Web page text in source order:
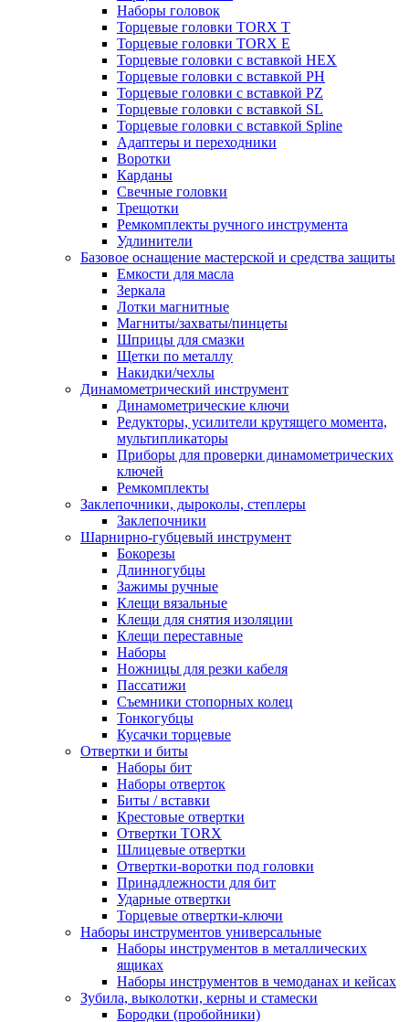
Наборы головок
Торцевые головки TORX T
Торцевые головки TORX Е
Торцевые головки с вставкой HEX
Торцевые головки с вставкой PH
Торцевые головки с вставкой PZ
Торцевые головки с вставкой SL
Торцевые головки с вставкой Spline
Адаптеры и переходники
Воротки
Карданы
Свечные головки
Трещотки
Ремкомплекты ручного инструмента
Удлинители
Базовое оснащение мастерской и средства защиты
Емкости для масла
Зеркала
Лотки магнитные
Магниты/захваты/пинцеты
Шприцы для смазки
Щетки по металлу
Накидки/чехлы
Динамометрический инструмент
Динамометрические ключи
Редукторы, усилители крутящего момента,
мультипликаторы
Приборы для проверки динамометрических
ключей
Ремкомплекты
Заклепочники, дыроколы, степлеры
Заклепочники
Шарнирно-губцевый инструмент
Бокорезы
Длинногубцы
Зажимы ручные
Клещи вязальные
Клещи для снятия изоляции
Клещи переставные
Наборы
Ножницы для резки кабеля
Пассатижи
Съемники стопорных колец
Тонкогубцы
Кусачки торцевые
Отвертки и биты
Наборы бит
Наборы отверток
Биты / вставки
Крестовые отвертки
Отвертки TORX
Шлицевые отвертки
Отвертки-воротки под головки
Принадлежности для бит
Ударные отвертки
Торцевые отвертки-ключи
Наборы инструментов универсальные
Наборы инструментов в металлических
ящиках
Наборы инструментов в чемоданах и кейсах
Зубила, выколотки, керны и стамески
Бородки (пробойники)